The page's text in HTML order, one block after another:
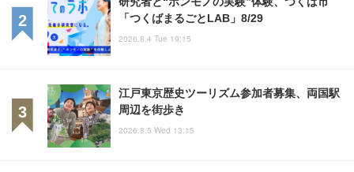
「つくばまるごとLAB」8/29
2026.8.4 Tue 19:15
江戸東京歴史ツーリズム参加者募集、両国駅
周辺を街歩き
2026.8.5 Wed 13:15